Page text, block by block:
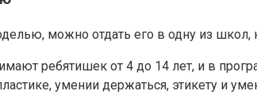
можно отдать его в одну из
ребятишек от 4 до 14 лет, и в
умении держаться, этикету и